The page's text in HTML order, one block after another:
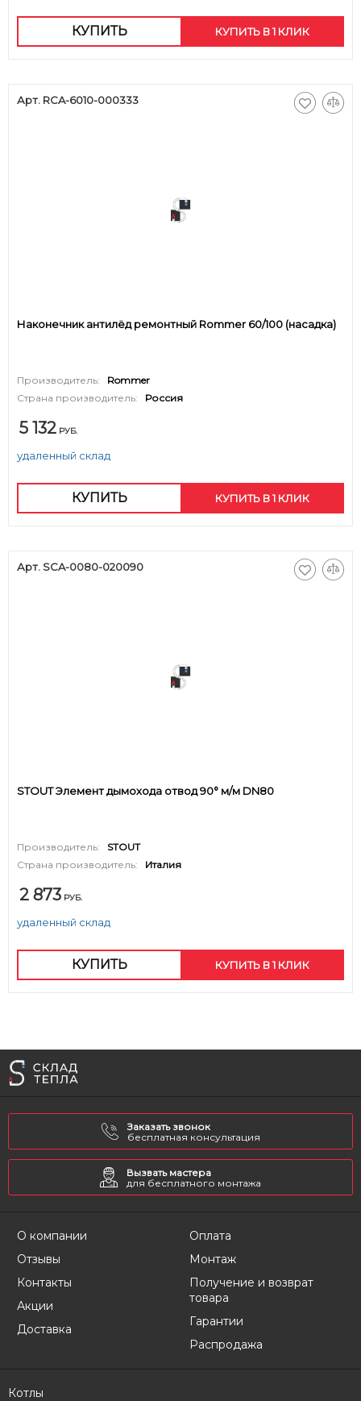
КУПИТЬ КУПИТЬ В 1 КЛИК
Арт. RCA-6010-000333
Наконечник антилёд ремонтный Rommer 60/100 (насадка)
Производитель:
Rommer
Страна производитель:
Россия
5 132 РУБ.
удаленный склад
КУПИТЬ КУПИТЬ В 1 КЛИК
Арт. SCA-0080-020090
STOUT Элемент дымохода отвод 90° м/м DN80
Производитель:
STOUT
Страна производитель:
Италия
2 873 РУБ.
удаленный склад
КУПИТЬ КУПИТЬ В 1 КЛИК
Заказать звонок
бесплатная консультация
Вызвать мастера
для бесплатного монтажа
О компании
Отзывы
Контакты
Акции
Доставка
Оплата
Монтаж
Получение и возврат
товара
Гарантии
Распродажа
Котлы